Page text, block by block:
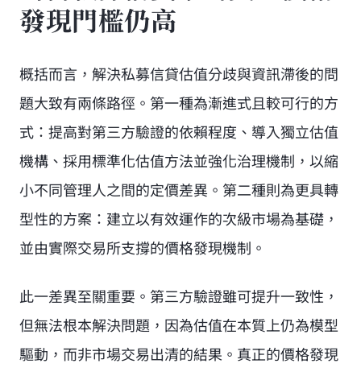
發現門檻仍高
概括而言，解決私募信貸估值分歧與資訊滯後的問
題大致有兩條路徑。第一種為漸進式且較可行的方
式：提高對第三方驗證的依賴程度、導入獨立估值
機構、採用標準化估值方法並強化治理機制，以縮
小不同管理人之間的定價差異。第二種則為更具轉
型性的方案：建立以有效運作的次級市場為基礎，
並由實際交易所支撐的價格發現機制。
此一差異至關重要。第三方驗證雖可提升一致性，
但無法根本解決問題，因為估值在本質上仍為模型
驅動，而非市場交易出清的結果。真正的價格發現